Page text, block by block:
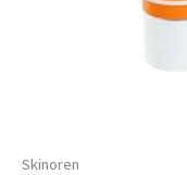
Skinoren